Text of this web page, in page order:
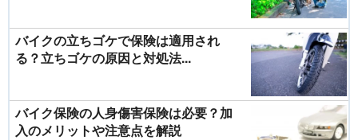
バイクの立ちゴケで保険は適用され
る？立ちゴケの原因と対処法...
バイク保険の人身傷害保険は必要？加
入のメリットや注意点を解説